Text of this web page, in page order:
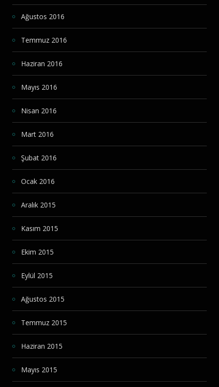
Ağustos 2016
Temmuz 2016
Haziran 2016
Mayıs 2016
Nisan 2016
Mart 2016
Şubat 2016
Ocak 2016
Aralık 2015
Kasım 2015
Ekim 2015
Eylül 2015
Ağustos 2015
Temmuz 2015
Haziran 2015
Mayıs 2015